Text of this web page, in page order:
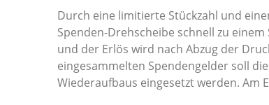
Durch eine limitierte Stückzahl und
Spenden-Drehscheibe schnell zu
und der Erlös wird nach Abzug der
eingesammelten Spendengelder soll
Wiederaufbaus eingesetzt werden. Am